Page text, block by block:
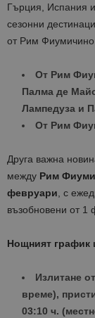
Гърция, Испания и
сезонни
от Рим
От Рим
Палма де
Лампедуза и
От Рим
Друга важна
между Рим
февруари, с
възобновени от 1
Нощният график
Излитане
време),
03:10 ч.